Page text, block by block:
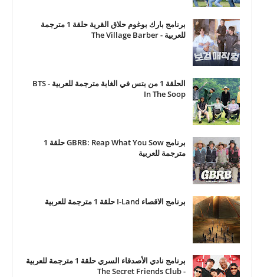
برنامج بارك بوغوم حلاق القرية حلقة 1 مترجمة
للعربية - The Village Barber
الحلقة 1 من بتس في الغابة مترجمة للعربية - BTS
In The Soop
برنامج GBRB: Reap What You Sow حلقة 1
مترجمة للعربية
برنامج الاقصاء I-Land حلقة 1 مترجمة للعربية
برنامج نادي الأصدقاء السري حلقة 1 مترجمة للعربية
- The Secret Friends Club